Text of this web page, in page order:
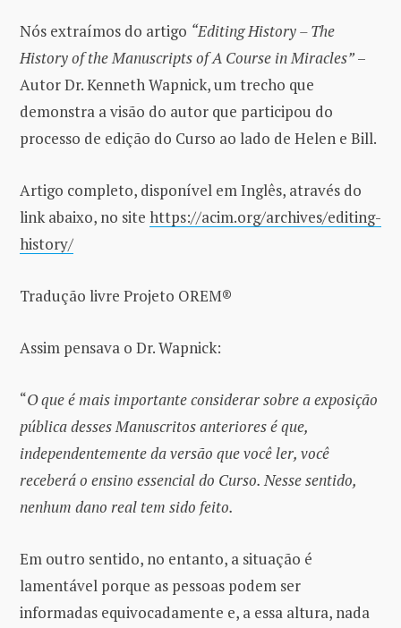
Nós extraímos do artigo “Editing History – The
History of the Manuscripts of A Course in Miracles”–
Autor Dr. Kenneth Wapnick, um trecho que
demonstra a visão do autor que participou do
processo de edição do Curso ao lado de Helen e Bill.
Artigo completo, disponível em Inglês, através do
link abaixo, no site https://acim.org/archives/editing-
history/
Tradução livre Projeto OREM®
Assim pensava o Dr. Wapnick:
“O que é mais importante considerar sobre a exposição
pública desses Manuscritos anteriores é que,
independentemente da versão que você ler, você
receberá o ensino essencial do Curso. Nesse sentido,
nenhum dano real tem sido feito.
Em outro sentido, no entanto, a situação é
lamentável porque as pessoas podem ser
informadas equivocadamente e, a essa altura, nada